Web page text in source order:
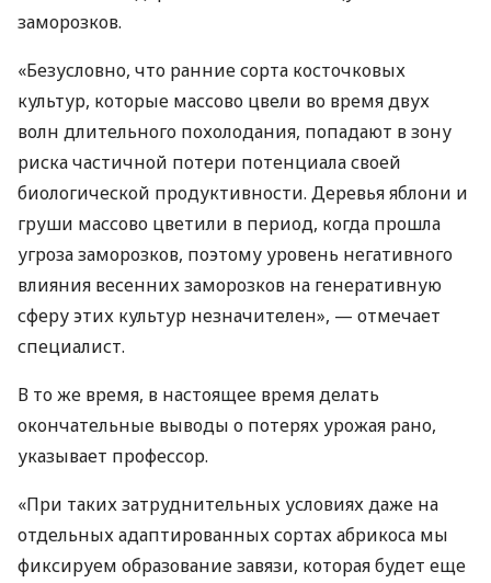
заморозков.
«Безусловно, что ранние сорта косточковых
культур, которые массово цвели во время двух
волн длительного похолодания, попадают в зону
риска частичной потери потенциала своей
биологической продуктивности. Деревья яблони и
груши массово цветили в период, когда прошла
угроза заморозков, поэтому уровень негативного
влияния весенних заморозков на генеративную
сферу этих культур незначителен», — отмечает
специалист.
В то же время, в настоящее время делать
окончательные выводы о потерях урожая рано,
указывает профессор.
«При таких затруднительных условиях даже на
отдельных адаптированных сортах абрикоса мы
фиксируем образование завязи, которая будет еще